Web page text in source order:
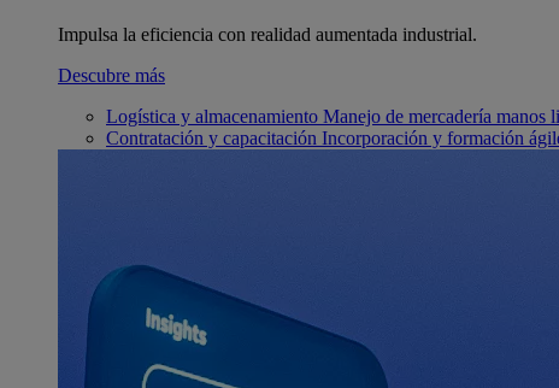
Impulsa la eficiencia con realidad aumentada industrial.
Descubre más
Logística y almacenamiento Manejo de mercadería manos
Contratación y capacitación Incorporación y formación